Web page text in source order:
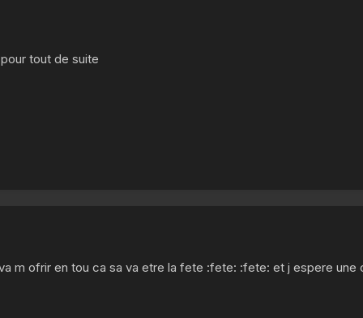
tout de suite
m ofrir en tou ca sa va etre la fete :fete: :fete: et j espere une